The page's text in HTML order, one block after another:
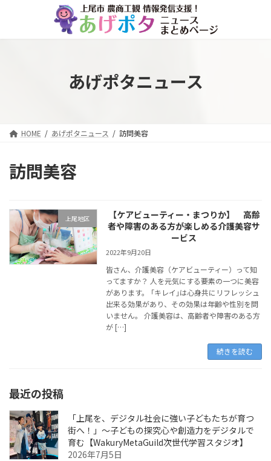
ン
ー
あげポタニュース
HOME あげポタニュース 訪問美容
訪問美容
上尾地区
【ケアビューティー・まつりか】 高齢
者や障害のある方が楽しめる介護美容サ
ービス
2022年9月20日
皆さん、介護美容（ケアビューティー）って知
ってますか？ 人を元気にする要素の一つに美容
があります。 ｢キレイ｣は心身共にリフレッシュ
出来る効果があり、その効果は年齢や性別を問
いません。 介護美容は、高齢者や障害のある方
が […]
続きを読む
最近の投稿
「上尾を、デジタル社会に強い子どもたちが育つ
街へ！」〜子どもの探究心や創造力をデジタルで
育む【WakuryMetaGuild次世代学習スタジオ】
2026年7月5日